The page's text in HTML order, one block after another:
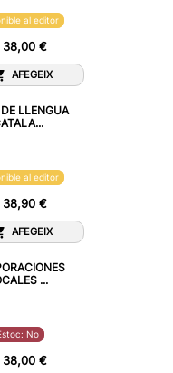
al editor
38,00 €
AFEGEIX
LLENGUA
al editor
38,90 €
AFEGEIX
...
No
38,00 €